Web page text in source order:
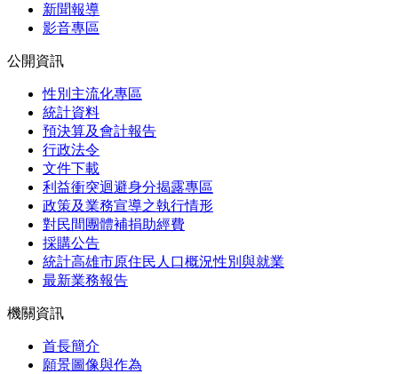
新聞報導
影音專區
公開資訊
性別主流化專區
統計資料
預決算及會計報告
行政法令
文件下載
利益衝突迴避身分揭露專區
政策及業務宣導之執行情形
對民間團體補捐助經費
採購公告
統計高雄市原住民人口概況性別與就業
最新業務報告
機關資訊
首長簡介
願景圖像與作為